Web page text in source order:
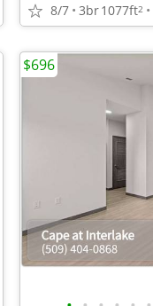
8/7 3br1077ft2
$696